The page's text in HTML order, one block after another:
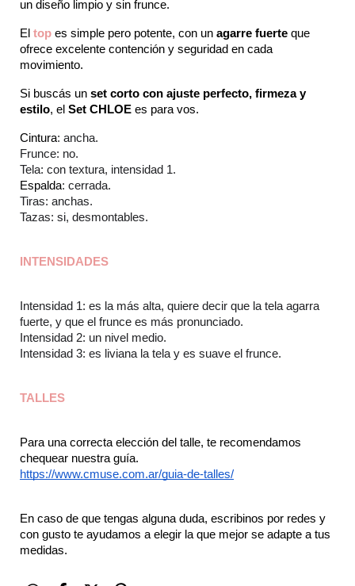
un diseño limpio y sin frunce.
El top es simple pero potente, con un agarre fuerte que
ofrece excelente contención y seguridad en cada
movimiento.
Si buscás un set corto con ajuste perfecto, firmeza y
estilo, el Set CHLOE es para vos.
Cintura: ancha.
Frunce: no.
Tela: con textura, intensidad 1.
Espalda: cerrada.
Tiras: anchas.
Tazas: si, desmontables.
INTENSIDADES
Intensidad 1: es la más alta, quiere decir que la tela agarra
fuerte, y que el frunce es más pronunciado.
Intensidad 2: un nivel medio.
Intensidad 3: es liviana la tela y es suave el frunce.
TALLES
Para una correcta elección del talle, te recomendamos
chequear nuestra guía.
https://www.cmuse.com.ar/guia-de-talles/
En caso de que tengas alguna duda, escribinos por redes y
con gusto te ayudamos a elegir la que mejor se adapte a tus
medidas.